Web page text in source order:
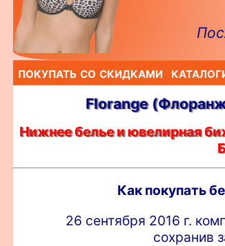
покупать со скидками
Florange
Нижнее белье и ювелирная
Как покупать
26 сентября 2016 г.
сохранив